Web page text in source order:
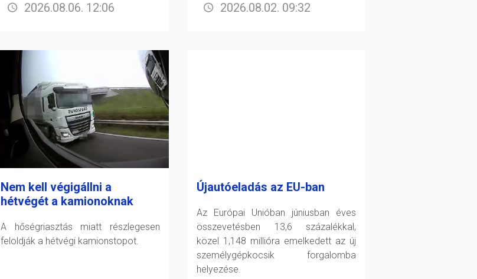
2026.08.06. 12:06 2026.08.02. 09:32
Nem kell végigállni a
hétvégét a kamionoknak
A hőségriasztás miatt részlegesen
feloldják a hétvégi kamionstopot.
Újautóeladás az EU-ban
Az Európai Unióban júniusban éves
összevetésben 13,6 százalékkal,
közel 1,148 millióra emelkedett az új
személygépkocsik forgalomba
helyezése.